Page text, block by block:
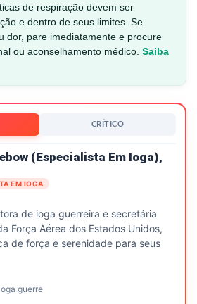
de respiração devem ser
e dentro de seus limites. Se
dor, pare imediatamente e procure
ou aconselhamento médico. Saiba
CRÍTICO
(especialista Em Ioga),
EM IOGA
de ioga guerreira e secretária
Força Aérea dos Estados Unidos,
de força e serenidade para seus
guerre